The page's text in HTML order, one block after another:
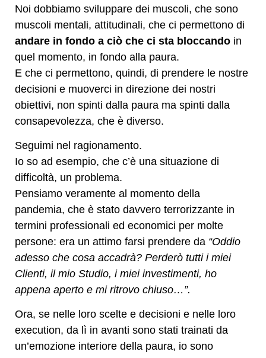
Noi dobbiamo sviluppare dei muscoli, che sono
muscoli mentali, attitudinali, che ci permettono di
andare in fondo a ciò che ci sta bloccando in
quel momento, in fondo alla paura.
E che ci permettono, quindi, di prendere le nostre
decisioni e muoverci in direzione dei nostri
obiettivi, non spinti dalla paura ma spinti dalla
consapevolezza, che è diverso.
Seguimi nel ragionamento.
Io so ad esempio, che c’è una situazione di
difficoltà, un problema.
Pensiamo veramente al momento della
pandemia, che è stato davvero terrorizzante in
termini professionali ed economici per molte
persone: era un attimo farsi prendere da “Oddio
adesso che cosa accadrà? Perderò tutti i miei
Clienti, il mio Studio, i miei investimenti, ho
appena aperto e mi ritrovo chiuso…”.
Ora, se nelle loro scelte e decisioni e nelle loro
execution, da lì in avanti sono stati trainati da
un’emozione interiore della paura, io sono